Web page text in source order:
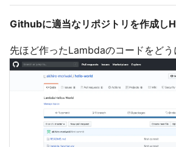
Githubに適当なリポジトリを作成し
先ほど作ったLambdaのコードをど